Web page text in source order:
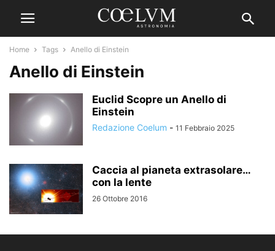
Home Tags Anello di Einstein
Anello di Einstein
Euclid Scopre un Anello di
Einstein
Redazione Coelum - 11 Febbraio 2025
Caccia al pianeta extrasolare…
con la lente
26 Ottobre 2016